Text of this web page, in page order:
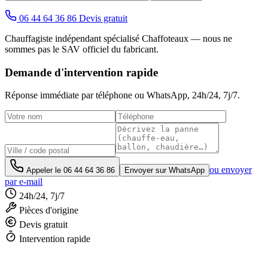
06 44 64 36 86 Devis gratuit
Chauffagiste indépendant spécialisé Chaffoteaux — nous ne
sommes pas le SAV officiel du fabricant.
Demande d'intervention rapide
Réponse immédiate par téléphone ou WhatsApp, 24h/24, 7j/7.
Appeler le 06 44 64 36 86 Envoyer sur WhatsApp ou envoyer
par e-mail
24h/24, 7j/7
Pièces d'origine
Devis gratuit
Intervention rapide